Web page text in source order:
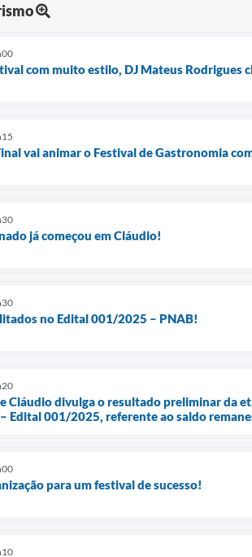
com muito estilo, DJ Mateus Rodrigues
vai animar o Festival de Gastronomia
já começou em Cláudio!
no Edital 001/2025 – PNAB!
Cláudio divulga o resultado preliminar da
Edital 001/2025, referente ao saldo
para um festival de sucesso!